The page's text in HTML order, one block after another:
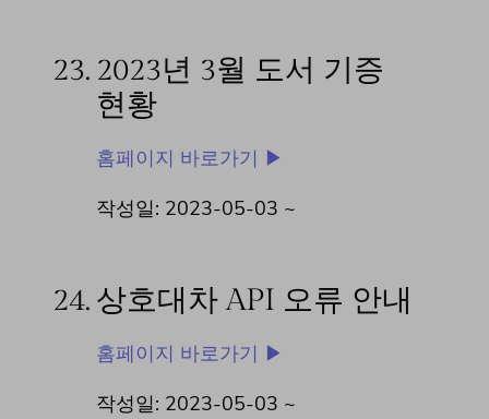
23. 2023년 3월 도서 기증
현황
홈페이지 바로가기 ▶
작성일: 2023-05-03 ~
24. 상호대차 API 오류 안내
홈페이지 바로가기 ▶
작성일: 2023-05-03 ~